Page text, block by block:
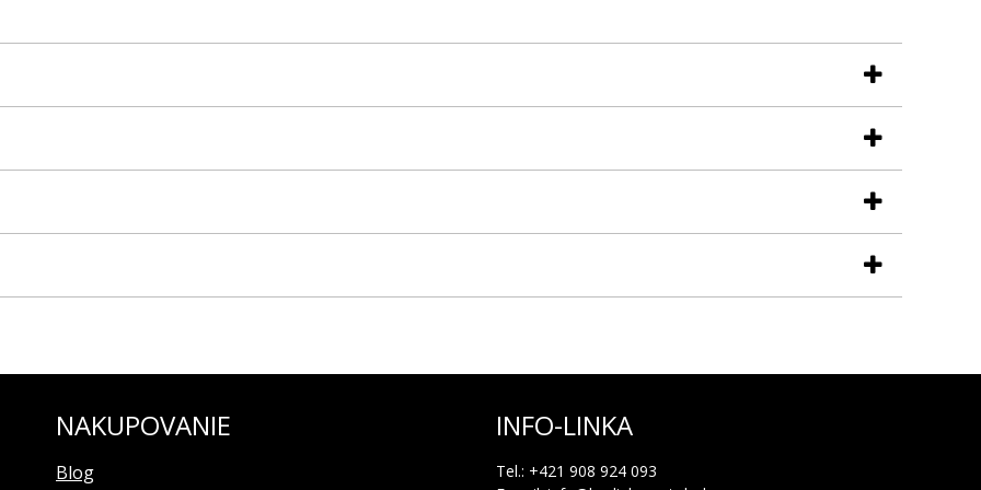
NAKUPOVANIE
Blog
INFO-LINKA
Tel.: +421 908 924 093